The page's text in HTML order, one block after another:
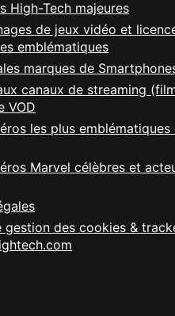
High-Tech majeures
de jeux vidéo et
emblématiques
marques de
canaux de streaming
VOD
les plus emblématiques
Marvel célèbres et
gestion des cookies &